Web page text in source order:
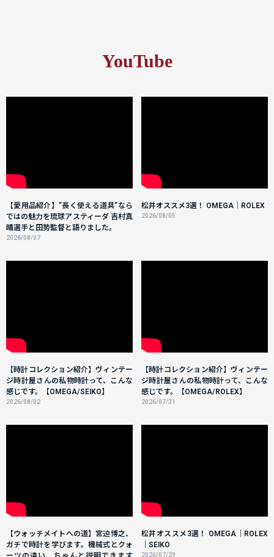
YouTube
【愛用品紹介】”長く使える道具”なら
ではの魅力を琉球アスティーダ 吉村真
晴選手と田㔟監督と語りました。
2026/08/07
松井オススメ3選！ OMEGA｜ROLEX
2026/08/05
【時計コレクション紹介】ヴィンテー
ジ時計屋さんの私物時計って、こんな
感じです。【OMEGA/SEIKO】
2026/08/02
【時計コレクション紹介】ヴィンテー
ジ時計屋さんの私物時計って、こんな
感じです。【OMEGA/ROLEX】
2026/07/31
【ウォッチメイトへの道】宮迫博之、
ガチで時計を学びます。機械式とクォ
松井オススメ3選！ OMEGA｜ROLEX
｜SEIKO
2026/07/29